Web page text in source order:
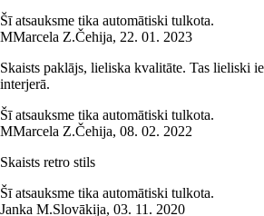
Šī atsauksme tika automātiski tulkota.
MMarcela Z.Čehija, 22. 01. 2023
Skaists paklājs, lieliska kvalitāte. Tas lieliski
interjerā.
Šī atsauksme tika automātiski tulkota.
MMarcela Z.Čehija, 08. 02. 2022
Skaists retro stils
Šī atsauksme tika automātiski tulkota.
Janka M.Slovākija, 03. 11. 2020